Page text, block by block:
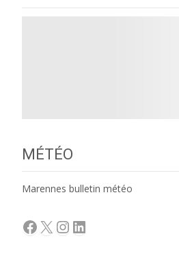
MÉTÉO
Marennes bulletin météo
Facebook
X Instagram
LinkedIn